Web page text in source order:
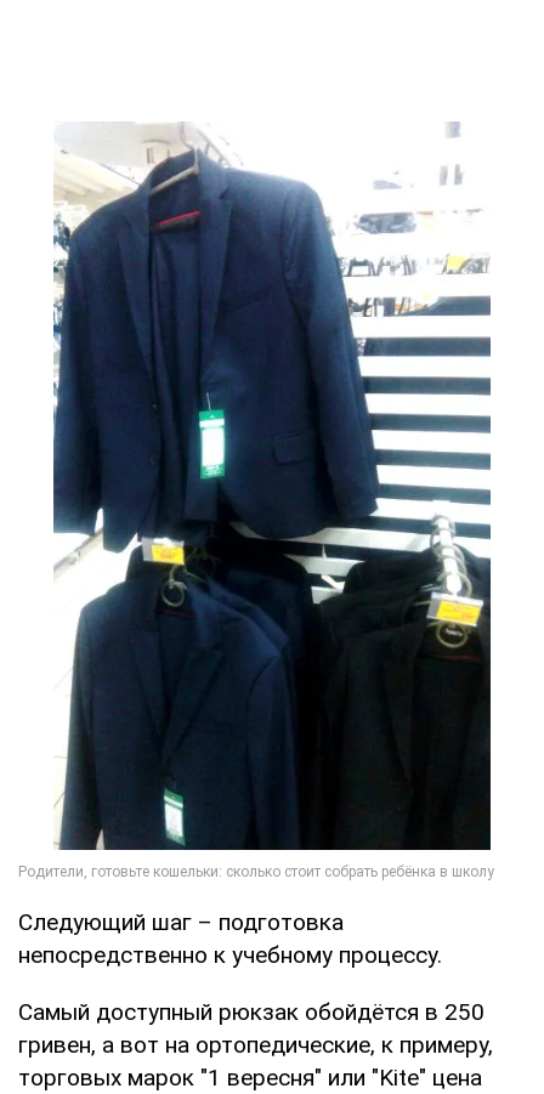
Следующий шаг – подготовка
непосредственно к учебному процессу.
Самый доступный рюкзак обойдётся в 250
гривен, а вот на ортопедические, к примеру,
торговых марок "1 вересня" или "Kite" цена